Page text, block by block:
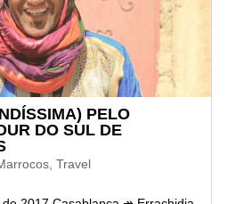
PELO
DO SUL DE
, Travel